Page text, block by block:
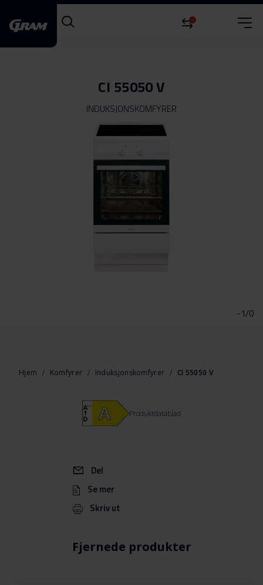
0
CI 55050 V
INDUKSJONSKOMFYRER
-1/0
Hjem Komfyrer Induksjonskomfyrer CI 55050 V
Fjernede produkter
Del
Se mer
Skriv ut
Produktdatablad